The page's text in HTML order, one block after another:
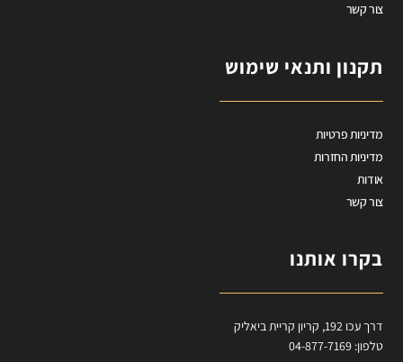
צור קשר
תקנון ותנאי שימוש
מדיניות פרטיות
מדיניות החזרות
אודות
צור קשר
בקרו אותנו
דרך עכו 192, קריון קריית ביאליק
טלפון: 04-877-7169